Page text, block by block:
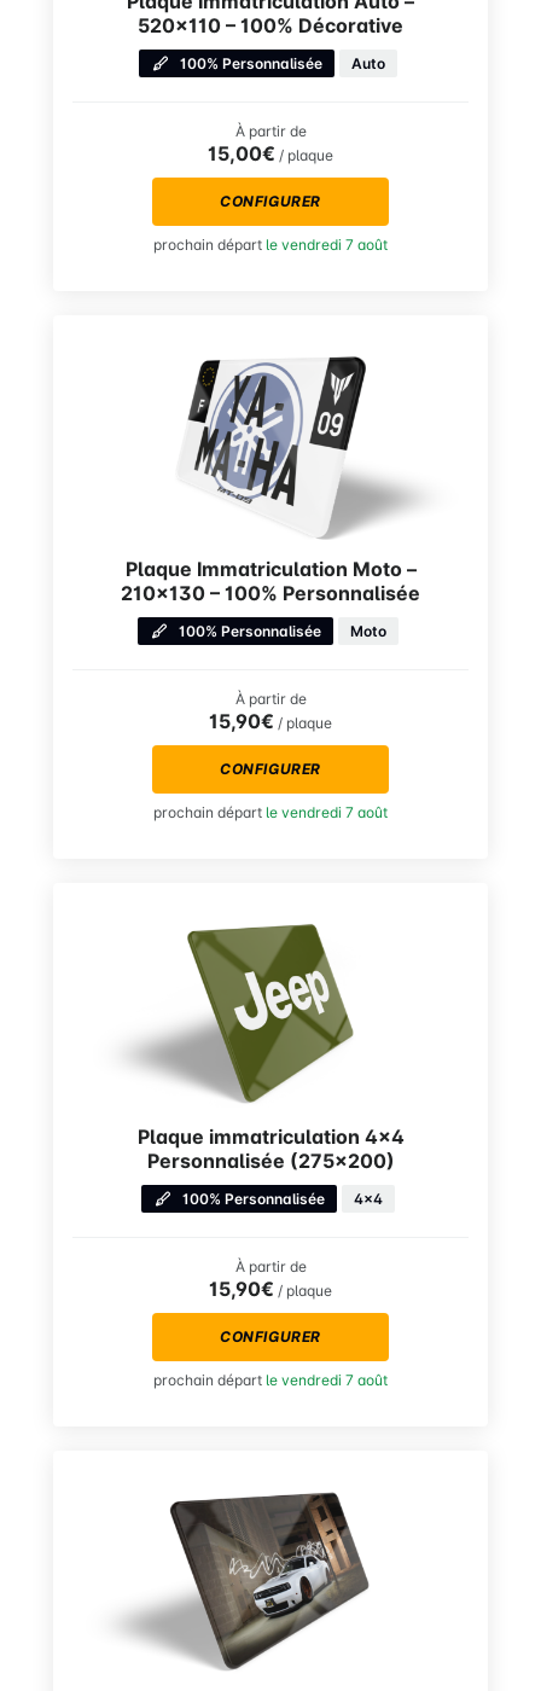
520×110 – 100% Décorative
100% Personnalisée Auto
À partir de
15,00€ / plaque
CONFIGURER
prochain départ le vendredi 7 août
Plaque Immatriculation Moto –
210×130 – 100% Personnalisée
100% Personnalisée Moto
À partir de
15,90€ / plaque
CONFIGURER
prochain départ le vendredi 7 août
Plaque immatriculation 4×4
Personnalisée (275×200)
100% Personnalisée 4x4
À partir de
15,90€ / plaque
CONFIGURER
prochain départ le vendredi 7 août